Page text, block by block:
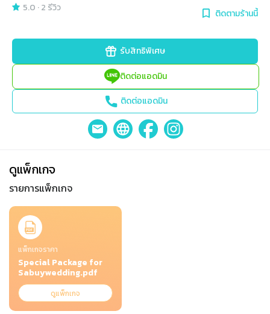
5.0 ·2 รีวิว ติดตามร้านนี้
รับสิทธิพิเศษ
ติดต่อแอดมิน
ติดต่อแอดมิน
ดูแพ็กเกจ
รายการแพ็กเกจ
Slide 1 of 1
แพ็กเกจราคา
Special Package for
Sabuywedding.pdf
ดูแพ็กเกจ